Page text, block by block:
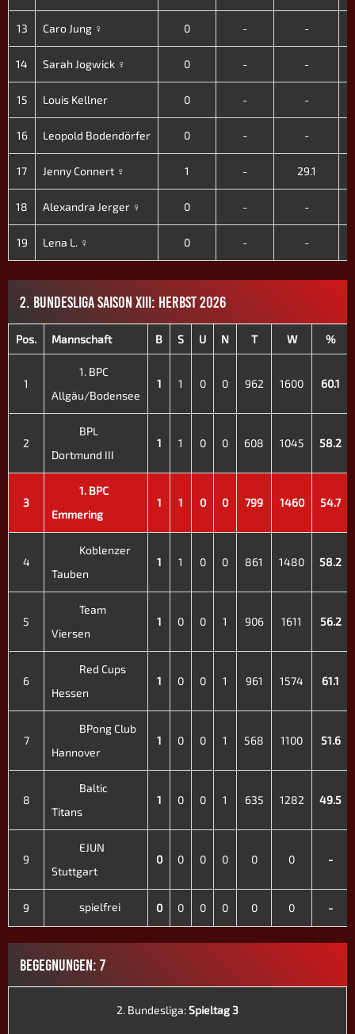
13 Caro Jung ♀ 0 - -
14 Sarah Jogwick ♀ 0 - -
15 Louis Kellner 0 - -
16 Leopold Bodendörfer 0 - -
17 Jenny Connert ♀ 1 - 29.1
18 Alexandra Jerger ♀ 0 - -
19 Lena L. ♀ 0 - -
2. BUNDESLIGA SAISON XIII: HERBST 2026
Pos. Mannschaft B S U N T W %
1
1. BPC
Allgäu/Bodensee
1 1 0 0 962 1600 60.1
2
BPL
Dortmund III
1 1 0 0 608 1045 58.2
3
1. BPC
Emmering
1 1 0 0 799 1460 54.7
4
Koblenzer
Tauben
1 1 0 0 861 1480 58.2
5
Team
Viersen
1 0 0 1 906 1611 56.2
6
Red Cups
Hessen
1 0 0 1 961 1574 61.1
7
BPong Club
Hannover
1 0 0 1 568 1100 51.6
8
Baltic
Titans
1 0 0 1 635 1282 49.5
9
EJUN
Stuttgart
0 0 0 0 0 0 -
9 spielfrei 0 0 0 0 0 0 -
BEGEGNUNGEN: 7
2. Bundesliga:Spieltag 3